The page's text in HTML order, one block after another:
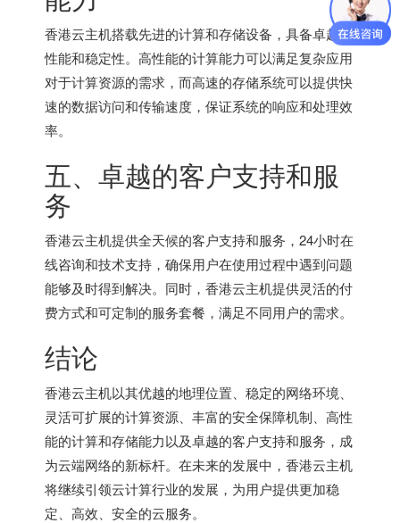
香港云主机搭载先进的计算和存储设备，具备卓越的
性能和稳定性。高性能的计算能力可以满足复杂应用
对于计算资源的需求，而高速的存储系统可以提供快
速的数据访问和传输速度，保证系统的响应和处理效
率。
五、卓越的客户支持和服
务
香港云主机提供全天候的客户支持和服务，24小时在
线咨询和技术支持，确保用户在使用过程中遇到问题
能够及时得到解决。同时，香港云主机提供灵活的付
费方式和可定制的服务套餐，满足不同用户的需求。
结论
香港云主机以其优越的地理位置、稳定的网络环境、
灵活可扩展的计算资源、丰富的安全保障机制、高性
能的计算和存储能力以及卓越的客户支持和服务，成
为云端网络的新标杆。在未来的发展中，香港云主机
将继续引领云计算行业的发展，为用户提供更加稳
定、高效、安全的云服务。